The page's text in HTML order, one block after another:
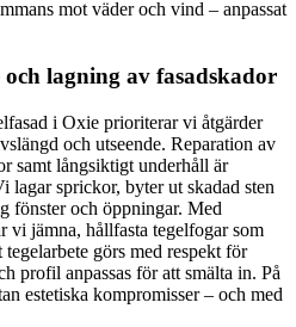
mot väder och vind – anpassat
lagning av fasadskador
i Oxie prioriterar vi åtgärder
och utseende. Reparation av
samt långsiktigt underhåll är
lagar sprickor, byter ut skadad sten
fönster och öppningar. Med
vi jämna, hållfasta tegelfogar som
görs med respekt för
profil anpassas för att smälta in. På
estetiska kompromisser – och med